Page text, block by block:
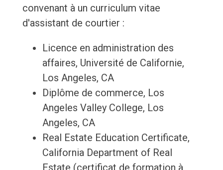
convenant à un curriculum vitae
d'assistant de courtier :
Licence en administration des
affaires, Université de Californie,
Los Angeles, CA
Diplôme de commerce, Los
Angeles Valley College, Los
Angeles, CA
Real Estate Education Certificate,
California Department of Real
Estate (certificat de formation à